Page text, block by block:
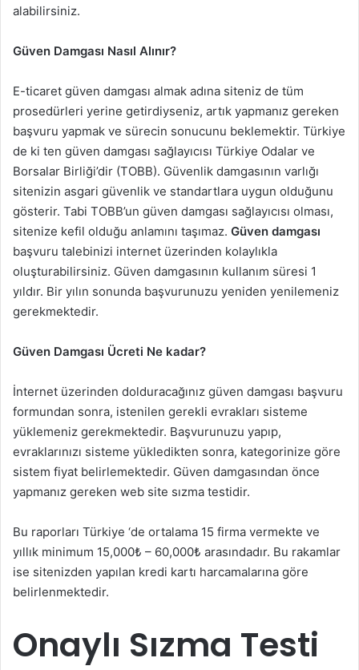
alabilirsiniz.
Güven Damgası Nasıl Alınır?
E-ticaret güven damgası almak adına siteniz de tüm
prosedürleri yerine getirdiyseniz, artık yapmanız gereken
başvuru yapmak ve sürecin sonucunu beklemektir. Türkiye
de ki ten güven damgası sağlayıcısı Türkiye Odalar ve
Borsalar Birliği’dir (TOBB). Güvenlik damgasının varlığı
sitenizin asgari güvenlik ve standartlara uygun olduğunu
gösterir. Tabi TOBB’un güven damgası sağlayıcısı olması,
sitenize kefil olduğu anlamını taşımaz. Güven damgası
başvuru talebinizi internet üzerinden kolaylıkla
oluşturabilirsiniz. Güven damgasının kullanım süresi 1
yıldır. Bir yılın sonunda başvurunuzu yeniden yenilemeniz
gerekmektedir.
Güven Damgası Ücreti Ne kadar?
İnternet üzerinden dolduracağınız güven damgası başvuru
formundan sonra, istenilen gerekli evrakları sisteme
yüklemeniz gerekmektedir. Başvurunuzu yapıp,
evraklarınızı sisteme yükledikten sonra, kategorinize göre
sistem fiyat belirlemektedir. Güven damgasından önce
yapmanız gereken web site sızma testidir.
Bu raporları Türkiye ‘de ortalama 15 firma vermekte ve
yıllık minimum 15,000₺ – 60,000₺ arasındadır. Bu rakamlar
ise sitenizden yapılan kredi kartı harcamalarına göre
belirlenmektedir.
Onaylı Sızma Testi